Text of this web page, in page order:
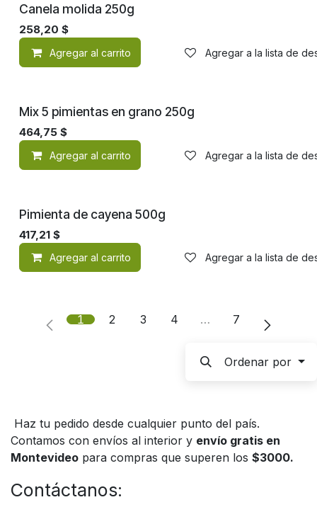
Canela molida 250g
258,20 $
Agregar al carrito Agregar a la lista de
Mix 5 pimientas en grano 250g
464,75 $
Agregar al carrito Agregar a la lista de
Pimienta de cayena 500g
417,21 $
Agregar al carrito Agregar a la lista de
1 2 3 4 … 7
Ordenar por
Haz tu pedido desde cualquier punto del país.
Contamos con envíos al interior y envío gratis en
Montevideo para compras que superen los $3000.
Contáctanos: